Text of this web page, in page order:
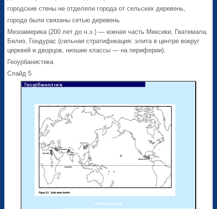
городские стены не отделяли города от сельских деревень,
города были связаны сетью деревень
Мезоамерика (200 лет до н.э.) — южная часть Мексики, Гватемала,
Белиз, Гондурас (сильная стратификация: элита в центре вокруг
церквей и дворцов, низшие классы — на периферии).
Геоурбанистика
Слайд 5